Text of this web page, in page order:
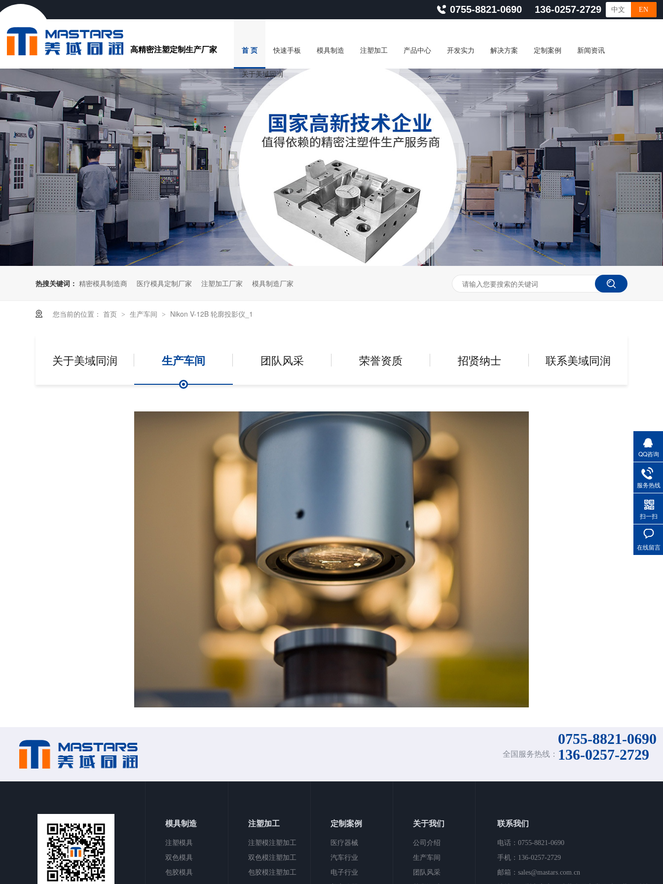
0755-8821-0690 136-0257-2729 中文 EN
高精密注塑定制生产厂家 首 页 快速手板 模具制造 注塑加工 产品中心 开发实力 解决方案 定制案例 新闻资讯
关于美域同润
热搜关键词： 精密模具制造商 医疗模具定制厂家 注塑加工厂家 模具制造厂家
您当前的位置： 首页 > 生产车间 > Nikon V-12B 轮廓投影仪_1
关于美域同润 生产车间 团队风采 荣誉资质 招贤纳士 联系美域同润
全国服务热线：
0755-8821-0690
136-0257-2729
联系我们
电话：0755-8821-0690
手机：136-0257-2729
邮箱：sales@mastars.com.cn
模具制造
注塑模具
双色模具
包胶模具
注塑加工
注塑模注塑加工
双色模注塑加工
包胶模注塑加工
定制案例
医疗器械
汽车行业
电子行业
关于我们
公司介绍
生产车间
团队风采
QQ咨询
服务热线
扫一扫
在线留言